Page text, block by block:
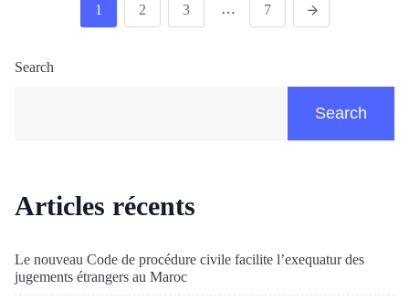
1 2 3 … 7
Search
Search
Articles récents
Le nouveau Code de procédure civile facilite l’exequatur des
jugements étrangers au Maroc